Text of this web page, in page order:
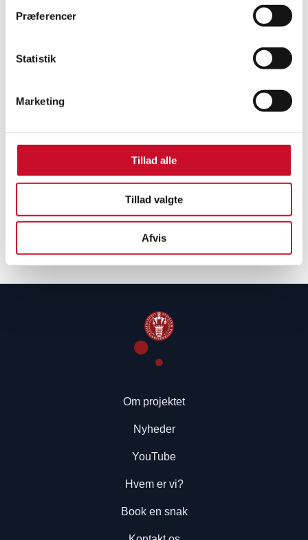
Præferencer
Statistik
Marketing
Tillad alle
Tillad valgte
Afvis
Besvarelser til øvelse
Om projektet
Nyheder
YouTube
Hvem er vi?
Book en snak